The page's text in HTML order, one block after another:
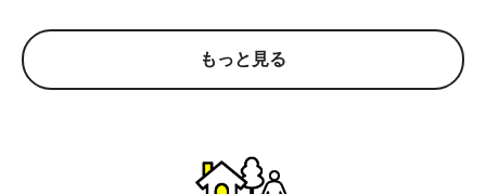
もっと見る
人気のキーワード